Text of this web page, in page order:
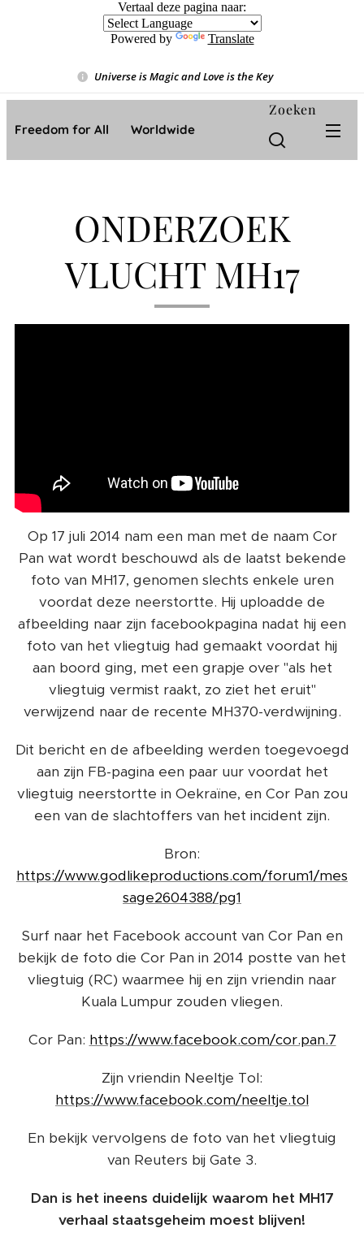
Vertaal deze pagina naar:
Powered by Translate
Universe is Magic and Love is the Key❤️
Freedom for All ❤️ Worldwide
Zoeken
ONDERZOEK
VLUCHT MH17
Op 17 juli 2014 nam een man met de naam Cor
Pan wat wordt beschouwd als de laatst bekende
foto van MH17, genomen slechts enkele uren
voordat deze neerstortte. Hij uploadde de
afbeelding naar zijn facebookpagina nadat hij een
foto van het vliegtuig had gemaakt voordat hij
aan boord ging, met een grapje over "als het
vliegtuig vermist raakt, zo ziet het eruit"
verwijzend naar de recente MH370-verdwijning.
Dit bericht en de afbeelding werden toegevoegd
aan zijn FB-pagina een paar uur voordat het
vliegtuig neerstortte in Oekraïne, en Cor Pan zou
een van de slachtoffers van het incident zijn.
Bron:
https://www.godlikeproductions.com/forum1/mes
sage2604388/pg1
Surf naar het Facebook account van Cor Pan en
bekijk de foto die Cor Pan in 2014 postte van het
vliegtuig (RC) waarmee hij en zijn vriendin naar
Kuala Lumpur zouden vliegen.
Cor Pan: https://www.facebook.com/cor.pan.7
Zijn vriendin Neeltje Tol:
https://www.facebook.com/neeltje.tol
En bekijk vervolgens de foto van het vliegtuig
van Reuters bij Gate 3.
Dan is het ineens duidelijk waarom het MH17
verhaal staatsgeheim moest blijven!